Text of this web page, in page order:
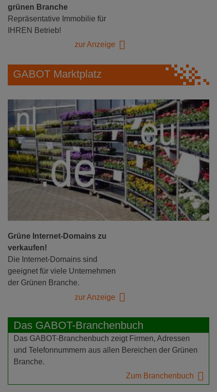
grünen Branche
Repräsentative Immobilie für
IHREN Betrieb!
zur Anzeige
GABOT Marktplatz
Grüne Internet-Domains zu
verkaufen!
Die Internet-Domains sind
geeignet für viele Unternehmen
der Grünen Branche.
zur Anzeige
Das GABOT-Branchenbuch
Das GABOT-Branchenbuch zeigt Firmen, Adressen
und Telefonnummern aus allen Bereichen der Grünen
Branche.
Zum Branchenbuch